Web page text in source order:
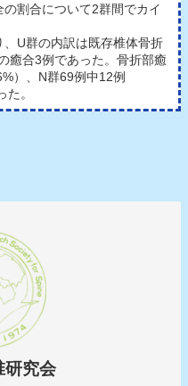
割合について2群間でカイ
、U群の内訳は既存椎体骨折
癒合3例であった。骨折部癒
）、N群69例中12例
た。
研究会